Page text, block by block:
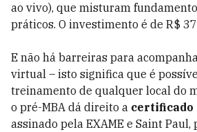
ao vivo), que misturam
práticos. O investimento é de R$
E não há barreiras para
virtual – isto significa que é
treinamento de qualquer local do
o pré-MBA dá direito a certificado
assinado pela EXAME e Saint